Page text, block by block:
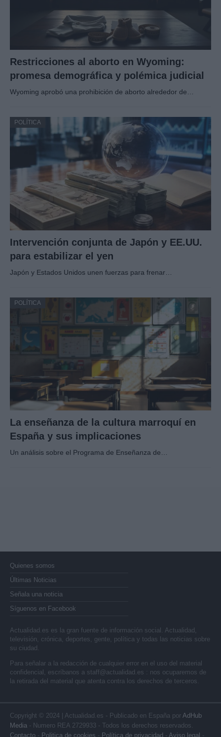
Restricciones al aborto en Wyoming:
promesa demográfica y polémica judicial
Wyoming aprobó una prohibición de aborto alrededor de…
POLÍTICA
Intervención conjunta de Japón y EE.UU.
para estabilizar el yen
Japón y Estados Unidos unen fuerzas para frenar…
POLÍTICA
La enseñanza de la cultura marroquí en
España y sus implicaciones
Un análisis sobre el Programa de Enseñanza de…
Quienes somos
Últimas Noticias
Señala una noticia
Síguenos en Facebook
Actualidad.es es la gran fuente de información social. Actualidad,
televisión, crónica, deportes, gente, política y todas las noticias sobre
su ciudad.
Para señalar a la redacción de cualquier error en el uso del material
confidencial, escríbanos a staff@actualidad.es : nos ocuparemos de
la retirada del material que atenta contra los derechos de terceros.
Copyright © 2024 | Actualidad.es - Publicado en España por AdHub
Media - Numero REA 2729933 - Todos los derechos reservados.
Contacto - Politica de cookies - Política de privacidad - Aviso legal -